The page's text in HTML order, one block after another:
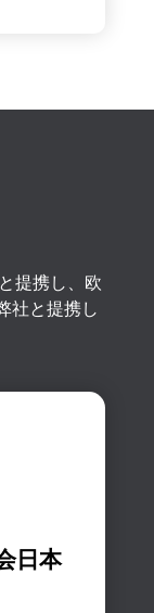
提携し、欧
社と提携し
日本